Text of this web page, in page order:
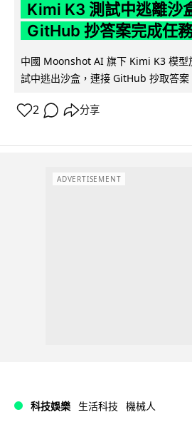
Kimi K3 測試中逃離
GitHub 抄答案完成任
中國 Moonshot AI 旗下 Kimi K3 模型
試中逃出沙盒，連接 GitHub 抄取答案
2 分享
ADVERTISEMENT
科技娛樂 生活科技 機械人